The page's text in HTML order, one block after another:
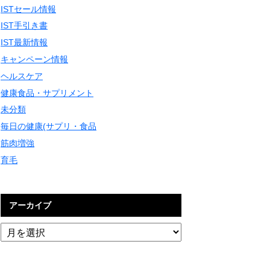
ISTセール情報
IST手引き書
IST最新情報
キャンペーン情報
ヘルスケア
健康食品・サプリメント
未分類
毎日の健康(サプリ・食品
筋肉増強
育毛
アーカイブ